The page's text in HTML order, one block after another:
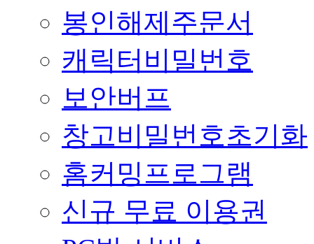
봉인해제주문서
캐릭터비밀번호
보안버프
창고비밀번호초기화
홈커밍프로그램
신규 무료 이용권